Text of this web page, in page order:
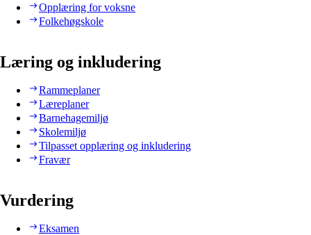
Opplæring for voksne
Folkehøgskole
Læring og inkludering
Rammeplaner
Læreplaner
Barnehagemiljø
Skolemiljø
Tilpasset opplæring og inkludering
Fravær
Vurdering
Eksamen